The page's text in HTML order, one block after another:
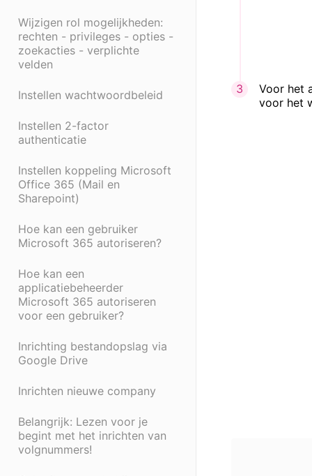
Wijzigen rol mogelijkheden:
rechten - privileges - opties -
zoekacties - verplichte
velden
Instellen wachtwoordbeleid
Instellen 2-factor
authenticatie
Instellen koppeling Microsoft
Office 365 (Mail en
Sharepoint)
Hoe kan een gebruiker
Microsoft 365 autoriseren?
Hoe kan een
applicatiebeheerder
Microsoft 365 autoriseren
voor een gebruiker?
Inrichting bestandopslag via
Google Drive
Inrichten nieuwe company
Belangrijk: Lezen voor je
begint met het inrichten van
volgnummers!
Voor het
voor het